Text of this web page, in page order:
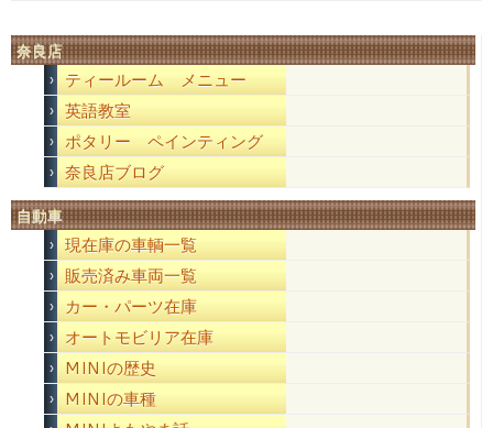
奈良店
ティールーム メニュー
英語教室
ポタリー ペインティング
奈良店ブログ
自動車
現在庫の車輌一覧
販売済み車両一覧
カー・パーツ在庫
オートモビリア在庫
MINIの歴史
MINIの車種